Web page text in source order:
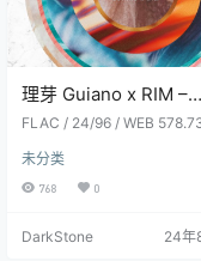
理芽 Guiano x RIM –
imagine 2023
FLAC / 24/96 / WEB
1-02. 絵画のように美しくい
た1-03. 言っちゃいけない
映画じゃない1-06. 詞を書
未分类
768 0
DarkStone 24年